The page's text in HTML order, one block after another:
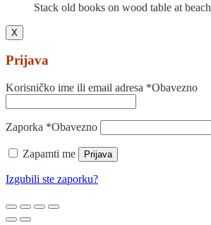
Stack old books on wood table at beach
X
Prijava
Korisničko ime ili email adresa *Obavezno
Zaporka *Obavezno
Zapamti me Prijava
Izgubili ste zaporku?